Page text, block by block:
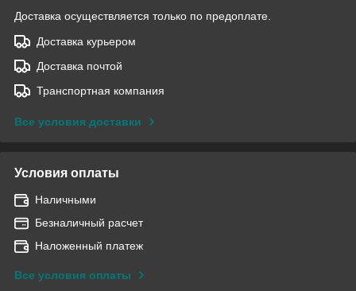
Доставка осуществляется только по предоплате.
Доставка курьером
Доставка почтой
Транспортная компания
Все условия доставки
Условия оплаты
Наличными
Безналичный расчет
Наложенный платеж
Все условия оплаты